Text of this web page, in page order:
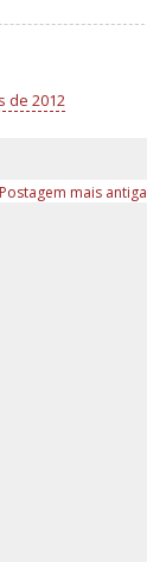
de 2012
Postagem mais antiga